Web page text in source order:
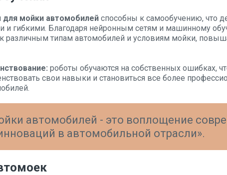
для мойки автомобилей способны к самообучению, что
и гибкими. Благодаря нейронным сетям и машинному
к различным типам автомобилей и условиям мойки,
роботы обучаются на собственных ошибках,
свои навыки и становиться все более
автомобилей - это воплощение
в автомобильной отрасли».